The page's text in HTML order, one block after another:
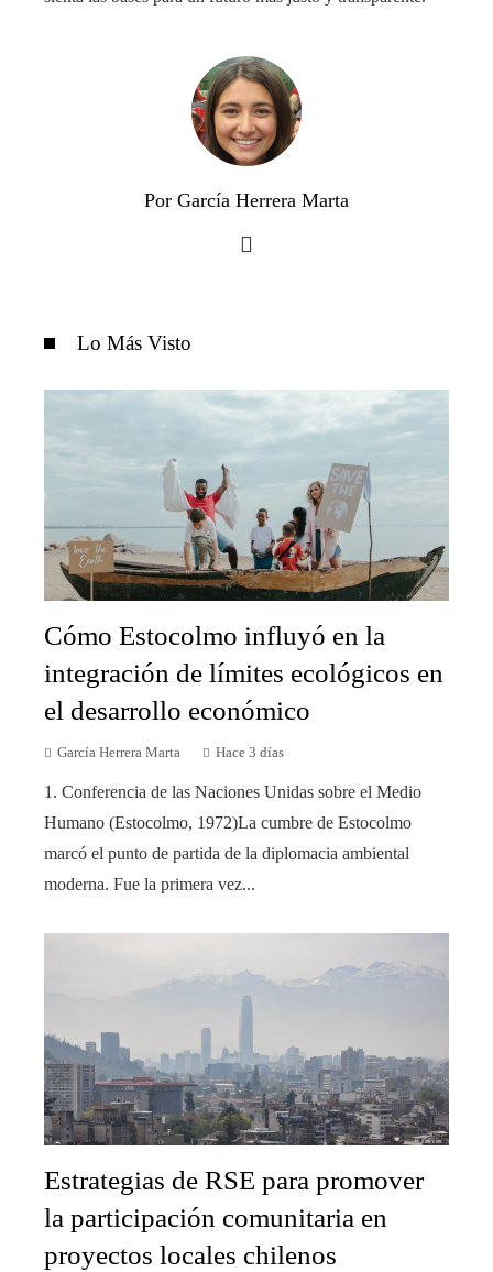
Por García Herrera Marta
Lo Más Visto
Cómo Estocolmo influyó en la
integración de límites ecológicos en
el desarrollo económico
García Herrera Marta Hace 3 días
1. Conferencia de las Naciones Unidas sobre el Medio
Humano (Estocolmo, 1972)La cumbre de Estocolmo
marcó el punto de partida de la diplomacia ambiental
moderna. Fue la primera vez...
Estrategias de RSE para promover
la participación comunitaria en
proyectos locales chilenos